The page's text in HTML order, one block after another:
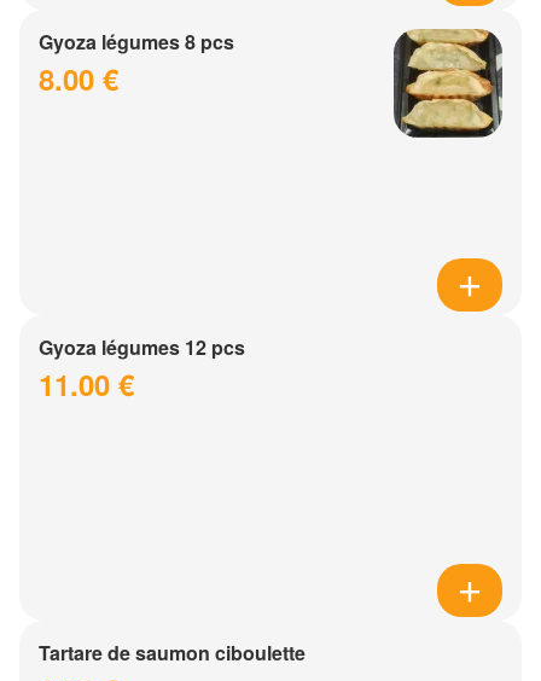
Gyoza légumes 8 pcs
8.00 €
Gyoza légumes 12 pcs
11.00 €
Tartare de saumon ciboulette